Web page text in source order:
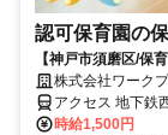
認可保育園の
【神戸市須磨区/
半の固定勤務☆派遣
株式会社ワーク
アクセス 地下鉄
時給1,500円